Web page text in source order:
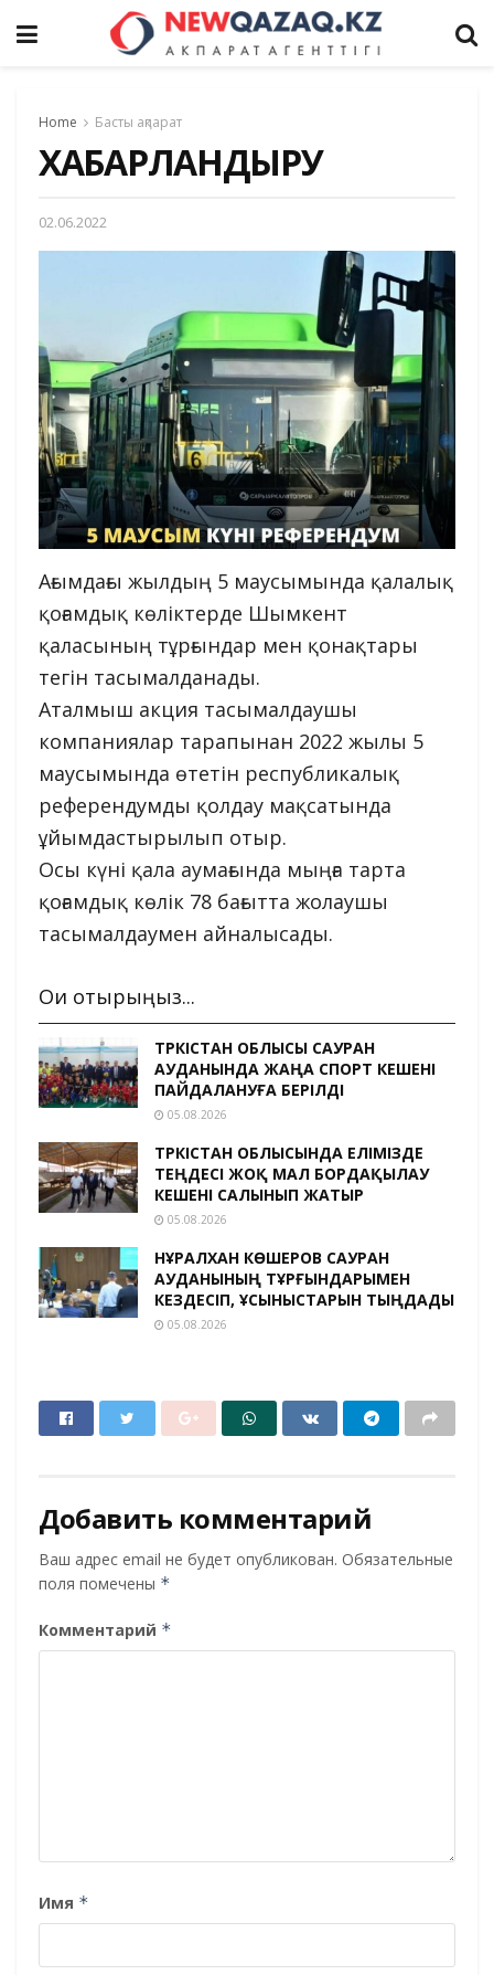
Home Басты ақпарат
ХАБАРЛАНДЫРУ
02.06.2022
Ағымдағы жылдың 5 маусымында қалалық
қоғамдық көліктерде Шымкент
қаласының тұрғындар мен қонақтары
тегін тасымалданады.
Аталмыш акция тасымалдаушы
компаниялар тарапынан 2022 жылы 5
маусымында өтетін республикалық
референдумды қолдау мақсатында
ұйымдастырылып отыр.
Осы күні қала аумағында мыңға тарта
қоғамдық көлік 78 бағытта жолаушы
тасымалдаумен айналысады.
Оқи отырыңыз...
ТҮРКІСТАН ОБЛЫСЫ САУРАН
АУДАНЫНДА ЖАҢА СПОРТ КЕШЕНІ
ПАЙДАЛАНУҒА БЕРІЛДІ
05.08.2026
ТҮРКІСТАН ОБЛЫСЫНДА ЕЛІМІЗДЕ
ТЕҢДЕСІ ЖОҚ МАЛ БОРДАҚЫЛАУ
КЕШЕНІ САЛЫНЫП ЖАТЫР
05.08.2026
НҰРАЛХАН КӨШЕРОВ САУРАН
АУДАНЫНЫҢ ТҰРҒЫНДАРЫМЕН
КЕЗДЕСІП, ҰСЫНЫСТАРЫН ТЫҢДАДЫ
05.08.2026
Добавить комментарий
Ваш адрес email не будет опубликован. Обязательные
поля помечены *
Комментарий *
Имя *